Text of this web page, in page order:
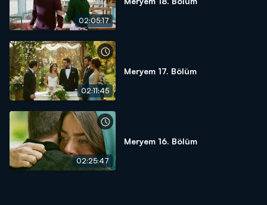
02:05:17
02:11:45
Meryem 17. Bölüm
02:25:47
Meryem 16. Bölüm